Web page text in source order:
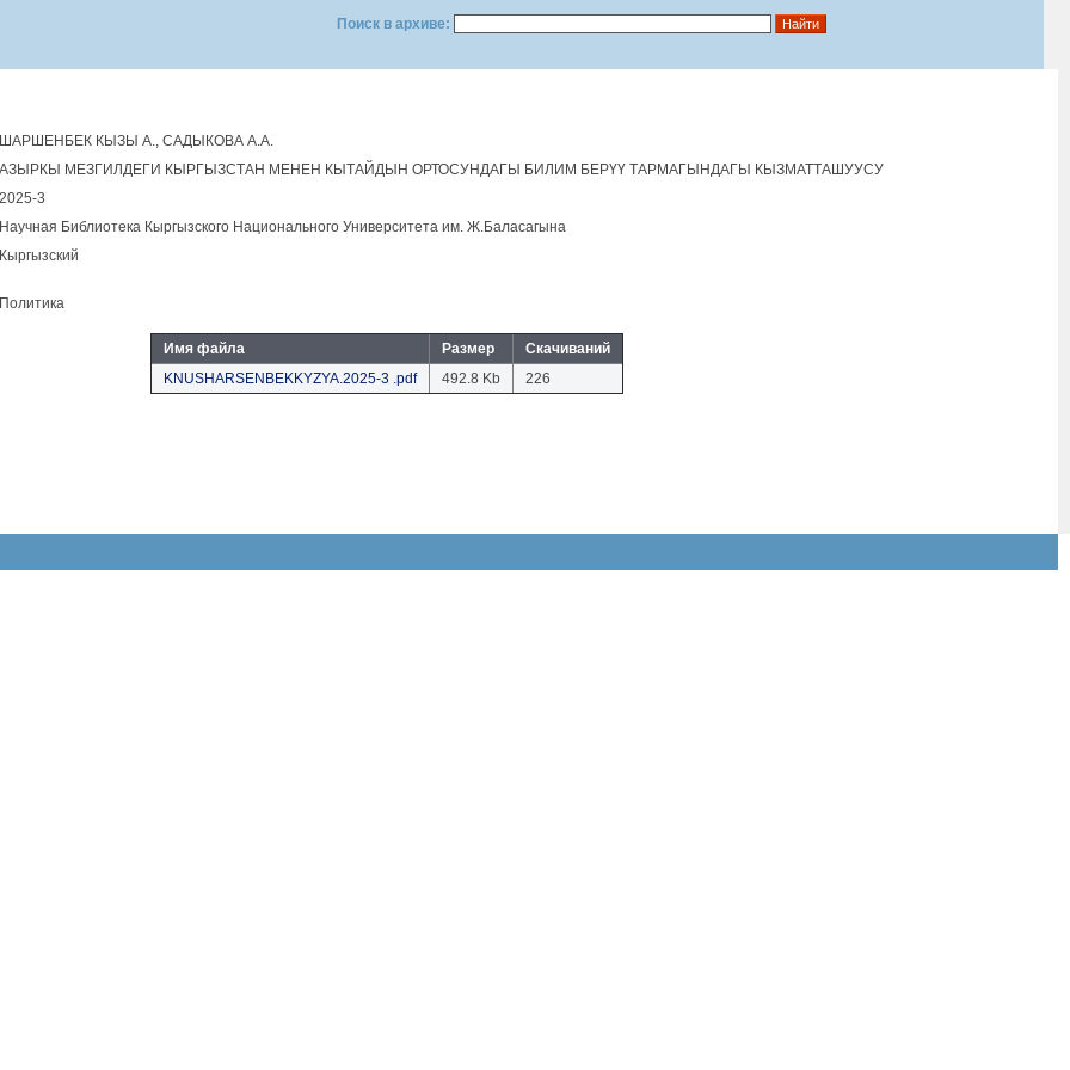
Поиск в архиве:
ШАРШЕНБЕК КЫЗЫ А., САДЫКОВА А.А.
АЗЫРКЫ МЕЗГИЛДЕГИ КЫРГЫЗСТАН МЕНЕН КЫТАЙДЫН ОРТОСУНДАГЫ БИЛИМ БЕРҮҮ ТАРМАГЫНДАГЫ КЫЗМАТТАШУУСУ
2025-3
Научная Библиотека Кыргызского Национального Университета им. Ж.Баласагына
Кыргызский
Политика
Имя файла Размер
Скачиваний
KNUSHARSENBEKKYZYA.2025-3 .pdf
492.8 Kb 226